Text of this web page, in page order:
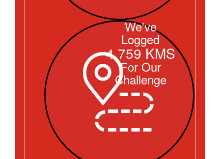
We've
Logged
4,759 KMS
For Our
Challenge